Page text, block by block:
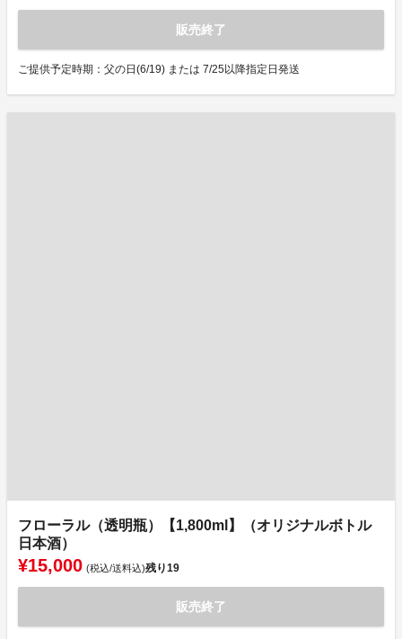
販売終了
ご提供予定時期：父の日(6/19) または 7/25以降指定日発送
フローラル（透明瓶）【1,800ml】（オリジナルボトル
日本酒）
¥15,000 (税込/送料込)残り19
販売終了